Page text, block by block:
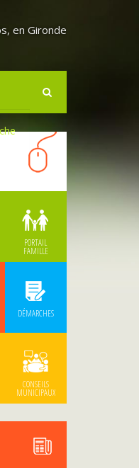
en Gironde
PORTAIL
FAMILLE
DÉMARCHES
CONSEILS
MUNICIPAUX